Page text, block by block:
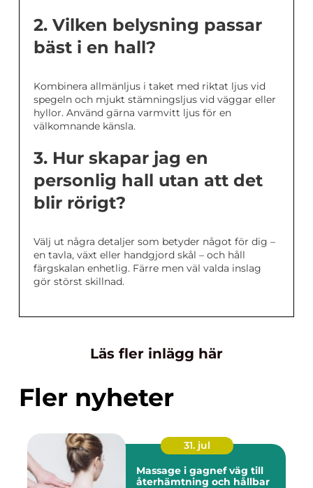
2. Vilken belysning passar
bäst i en hall?
Kombinera allmänljus i taket med riktat ljus vid
spegeln och mjukt stämningsljus vid väggar eller
hyllor. Använd gärna varmvitt ljus för en
välkomnande känsla.
3. Hur skapar jag en
personlig hall utan att det
blir rörigt?
Välj ut några detaljer som betyder något för dig –
en tavla, växt eller handgjord skål – och håll
färgskalan enhetlig. Färre men väl valda inslag
gör störst skillnad.
Läs fler inlägg här
Fler nyheter
31. jul
Massage i gagnef väg till
återhämtning och hållbar